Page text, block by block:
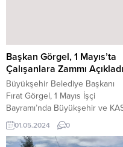
Başkan Görgel, 1 Mayıs’ta
Çalışanlara Zammı Açıkladı
Büyükşehir Belediye Başkanı
Fırat Görgel, 1 Mayıs İşçi
Bayramı’nda Büyükşehir ve
çalışanlarına zam açıkladı.
“Mesai arkadaşlarımızın daha iyi
koşullarda yaşaması için
01.05.2024 0